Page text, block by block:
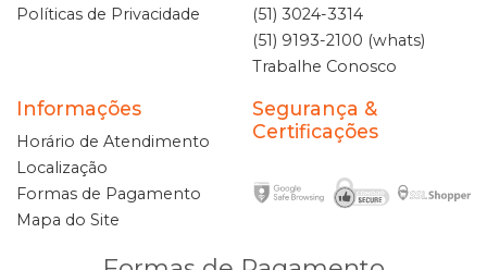
Políticas de Privacidade
(51) 3024-3314
(51) 9193-2100 (whats)
Trabalhe Conosco
Informações
Horário de Atendimento
Localização
Formas de Pagamento
Mapa do Site
Segurança &
Certificações